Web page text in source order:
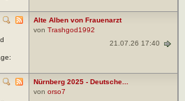
Alte Alben von Frauenarzt
von Trashgod1992
21.07.26 17:40
Nürnberg 2025 - Deutsche...
von orso7